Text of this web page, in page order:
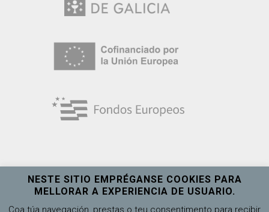
NESTE SITIO EMPRÉGANSE COOKIES PARA
MELLORAR A EXPERIENCIA DE USUARIO.
Coa túa navegación, prestas o teu consentimento para recibir